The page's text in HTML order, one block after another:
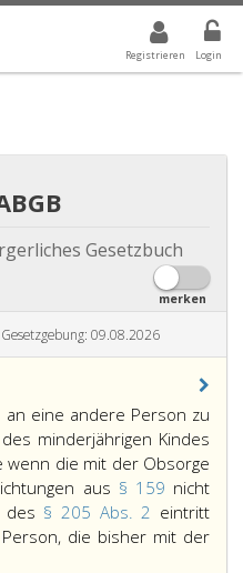
Registrieren Login
WERT IST ALLE
Gesetzbuch
merken
09.08.2026
eine andere Person zu
minderjährigen Kindes
die mit der Obsorge
aus § 159 nicht
des § 205 Abs. 2 eintritt
die bisher mit der